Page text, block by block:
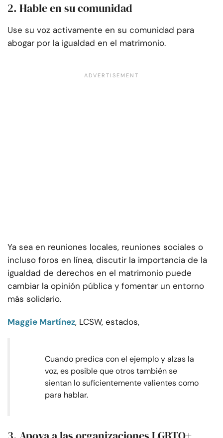
2. Hable en su comunidad
Use su voz activamente en su comunidad para
abogar por la igualdad en el matrimonio.
Ya sea en reuniones locales, reuniones sociales o
incluso foros en línea, discutir la importancia de la
igualdad de derechos en el matrimonio puede
cambiar la opinión pública y fomentar un entorno
más solidario.
Maggie Martínez, LCSW, estados,
Cuando predica con el ejemplo y alzas la
voz, es posible que otros también se
sientan lo suficientemente valientes como
para hablar.